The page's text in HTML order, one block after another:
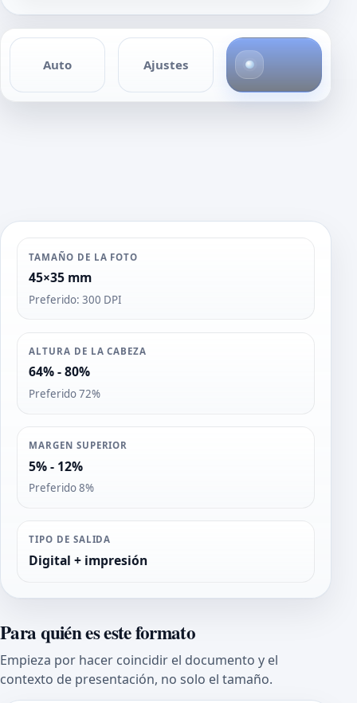
Auto Ajustes
TAMAÑO DE LA FOTO
45×35 mm
Preferido: 300 DPI
ALTURA DE LA CABEZA
64% - 80%
Preferido 72%
MARGEN SUPERIOR
5% - 12%
Preferido 8%
TIPO DE SALIDA
Digital + impresión
Para quién es este formato
Empieza por hacer coincidir el documento y el
contexto de presentación, no solo el tamaño.